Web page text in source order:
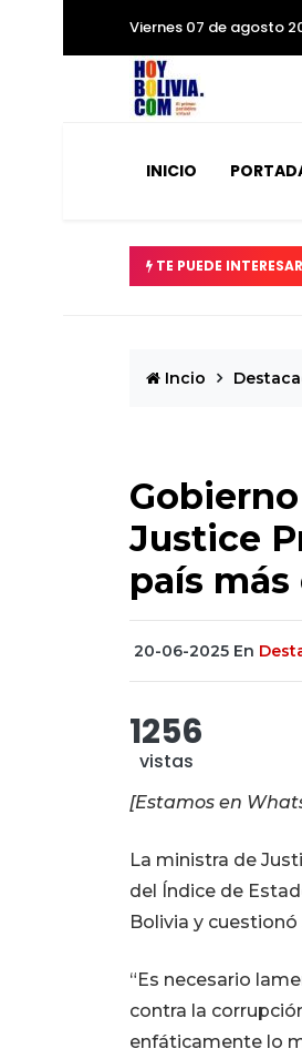
Viernes 07 de agosto
INICIO
TE PUEDE INTERESAR
Incio
Justice
país
20-06-2025 En
1256
vistas
[Estamos en
La ministra de
del Índice de
Bolivia y
“Es necesario
contra la
enfáticamente lo